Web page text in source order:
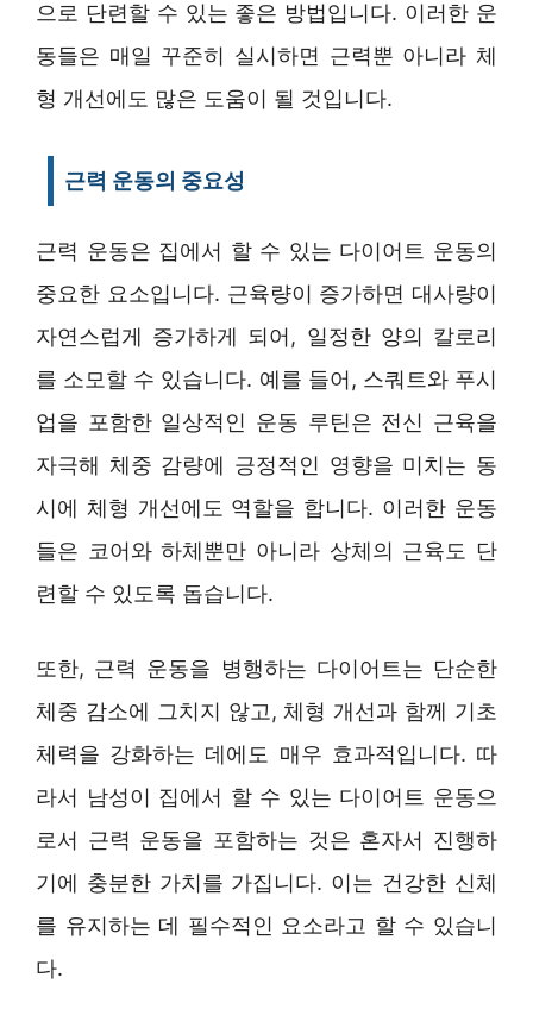
으로 단련할 수 있는 좋은 방법입니다. 이러한 운
동들은 매일 꾸준히 실시하면 근력뿐 아니라 체
형 개선에도 많은 도움이 될 것입니다.
근력 운동의 중요성
근력 운동은 집에서 할 수 있는 다이어트 운동의
중요한 요소입니다. 근육량이 증가하면 대사량이
자연스럽게 증가하게 되어, 일정한 양의 칼로리
를 소모할 수 있습니다. 예를 들어, 스쿼트와 푸시
업을 포함한 일상적인 운동 루틴은 전신 근육을
자극해 체중 감량에 긍정적인 영향을 미치는 동
시에 체형 개선에도 역할을 합니다. 이러한 운동
들은 코어와 하체뿐만 아니라 상체의 근육도 단
련할 수 있도록 돕습니다.
또한, 근력 운동을 병행하는 다이어트는 단순한
체중 감소에 그치지 않고, 체형 개선과 함께 기초
체력을 강화하는 데에도 매우 효과적입니다. 따
라서 남성이 집에서 할 수 있는 다이어트 운동으
로서 근력 운동을 포함하는 것은 혼자서 진행하
기에 충분한 가치를 가집니다. 이는 건강한 신체
를 유지하는 데 필수적인 요소라고 할 수 있습니
다.